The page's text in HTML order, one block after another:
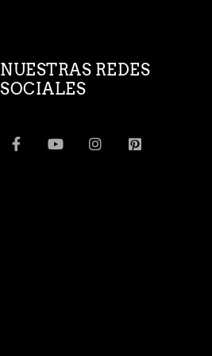
NUESTRAS REDES
SOCIALES